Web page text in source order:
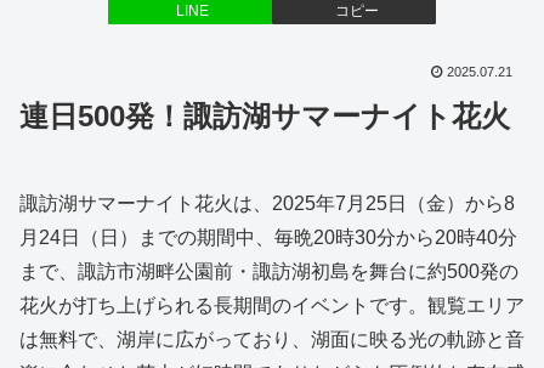
LINE コピー
2025.07.21
連日500発！諏訪湖サマーナイト花火
諏訪湖サマーナイト花火は、2025年7月25日（金）から8
月24日（日）までの期間中、毎晩20時30分から20時40分
まで、諏訪市湖畔公園前・諏訪湖初島を舞台に約500発の
花火が打ち上げられる長期間のイベントです。観覧エリア
は無料で、湖岸に広がっており、湖面に映る光の軌跡と音